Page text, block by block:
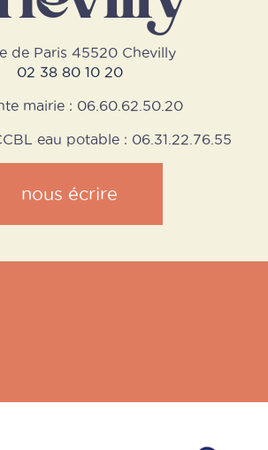
de Paris 45520 Chevilly
02 38 80 10 20
mairie : 06.60.62.50.20
eau potable : 06.31.22.76.55
nous écrire